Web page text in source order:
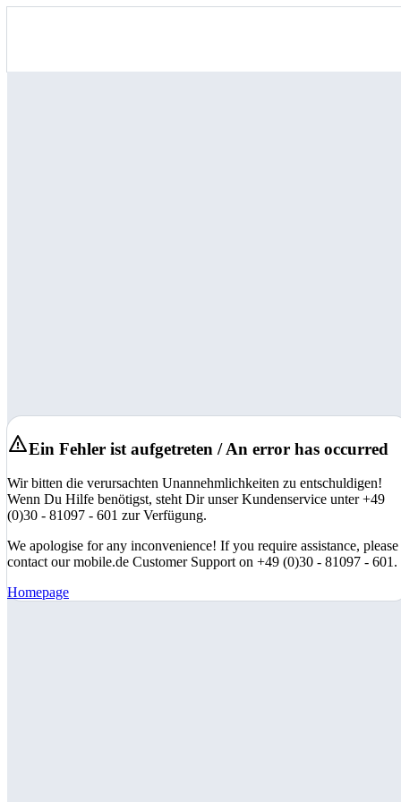
Ein Fehler ist aufgetreten / An error has occurred
Wir bitten die verursachten Unannehmlichkeiten zu entschuldigen!
Wenn Du Hilfe benötigst, steht Dir unser Kundenservice unter +49
(0)30 - 81097 - 601 zur Verfügung.
We apologise for any inconvenience! If you require assistance, please
contact our mobile.de Customer Support on +49 (0)30 - 81097 - 601.
Homepage